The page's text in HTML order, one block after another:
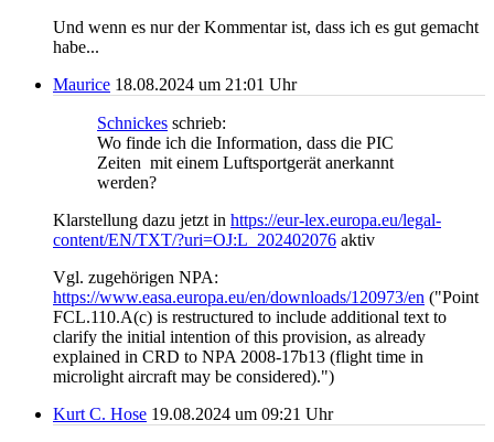
Und wenn es nur der Kommentar ist, dass ich es gut gemacht
habe...
Maurice 18.08.2024 um 21:01 Uhr
Schnickes schrieb:
Wo finde ich die Information, dass die PIC
Zeiten mit einem Luftsportgerät anerkannt
werden?
Klarstellung dazu jetzt in https://eur-lex.europa.eu/legal-
content/EN/TXT/?uri=OJ:L_202402076 aktiv
Vgl. zugehörigen NPA:
https://www.easa.europa.eu/en/downloads/120973/en ("Point
FCL.110.A(c) is restructured to include additional text to
clarify the initial intention of this provision, as already
explained in CRD to NPA 2008-17b13 (flight time in
microlight aircraft may be considered).")
Kurt C. Hose 19.08.2024 um 09:21 Uhr